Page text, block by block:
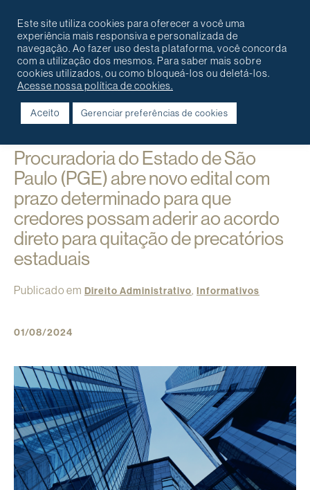
Voltar
Procuradoria do Estado de São
Paulo (PGE) abre novo edital com
prazo determinado para que
credores possam aderir ao acordo
direto para quitação de precatórios
estaduais
Publicado em Direito Administrativo, Informativos
01/08/2024
Este site utiliza cookies para oferecer a você uma
experiência mais responsiva e personalizada de
navegação. Ao fazer uso desta plataforma, você concorda
com a utilização dos mesmos. Para saber mais sobre
cookies utilizados, ou como bloqueá-los ou deletá-los.
Acesse nossa política de cookies.
Aceito Gerenciar preferências de cookies